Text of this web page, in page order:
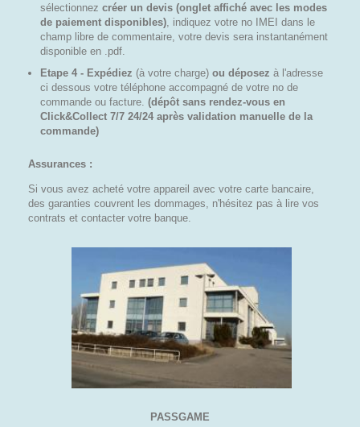
sélectionnez créer un devis (onglet affiché avec les modes
de paiement disponibles) , indiquez votre no IMEI dans le
champ libre de commentaire, votre devis sera instantanément
disponible en .pdf.
Etape 4 - Expédiez (à votre charge) ou déposez à l'adresse
ci dessous votre téléphone accompagné de votre no de
commande ou facture. (dépôt sans rendez-vous en
Click&Collect 7/7 24/24 après validation manuelle de la
commande)
Assurances :
Si vous avez acheté votre appareil avec votre carte bancaire,
des garanties couvrent les dommages, n'hésitez pas à lire vos
contrats et contacter votre banque.
PASSGAME